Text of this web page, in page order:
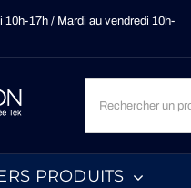
10h-17h / Mardi au vendredi 10h-
un
produit,
une
marque,
PRODUITS